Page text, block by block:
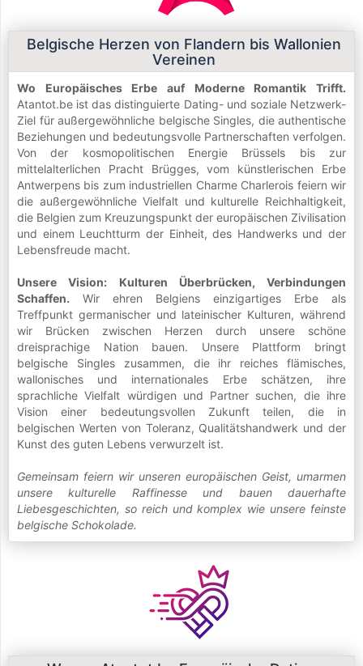
Belgische Herzen von Flandern bis Wallonien
Vereinen
Wo Europäisches Erbe auf Moderne Romantik Trifft.
Atantot.be ist das distinguierte Dating- und soziale Netzwerk-
Ziel für außergewöhnliche belgische Singles, die authentische
Beziehungen und bedeutungsvolle Partnerschaften verfolgen.
Von der kosmopolitischen Energie Brüssels bis zur
mittelalterlichen Pracht Brügges, vom künstlerischen Erbe
Antwerpens bis zum industriellen Charme Charlerois feiern wir
die außergewöhnliche Vielfalt und kulturelle Reichhaltigkeit,
die Belgien zum Kreuzungspunkt der europäischen Zivilisation
und einem Leuchtturm der Einheit, des Handwerks und der
Lebensfreude macht.
Unsere Vision: Kulturen Überbrücken, Verbindungen
Schaffen. Wir ehren Belgiens einzigartiges Erbe als
Treffpunkt germanischer und lateinischer Kulturen, während
wir Brücken zwischen Herzen durch unsere schöne
dreisprachige Nation bauen. Unsere Plattform bringt
belgische Singles zusammen, die ihr reiches flämisches,
wallonisches und internationales Erbe schätzen, ihre
sprachliche Vielfalt würdigen und Partner suchen, die ihre
Vision einer bedeutungsvollen Zukunft teilen, die in
belgischen Werten von Toleranz, Qualitätshandwerk und der
Kunst des guten Lebens verwurzelt ist.
Gemeinsam feiern wir unseren europäischen Geist, umarmen
unsere kulturelle Raffinesse und bauen dauerhafte
Liebesgeschichten, so reich und komplex wie unsere feinste
belgische Schokolade.